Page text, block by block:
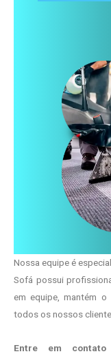
Nossa equipe é
Sofá possui
em equipe, mantém
todos os nossos
Entre em